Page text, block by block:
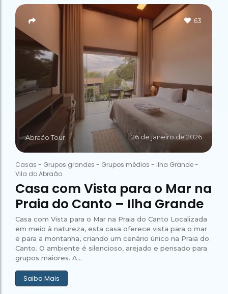
Paradisíacas
Gruta
do
Acaiá
Escuna
Romântico
no Saco do
Despedida
de Solteira
Caipirinha
Tour na
Ilha
Grande
Passeio
Bate e
Volta
Rio x
Grande
do
Acaiá
Lagoa
Azul de
no Saco do
Céu
Caipirinha
Tour na
Grande
Passeio
Bate e
Volta
Rio x
Ilha
Grande
Abraão Tour 26 de janeiro de 2026
63
Casas - Grupos grandes - Grupos médios - Ilha Grande-
Vila do Abraão
Casa com Vista para o Mar na
Praia do Canto – Ilha Grande
Casa com Vista para o Mar na Praia do Canto Localizada
em meio à natureza, esta casa oferece vista para o mar
e para a montanha, criando um cenário único na Praia do
Canto. O ambiente é silencioso, arejado e pensado para
grupos maiores. A...
Saiba Mais